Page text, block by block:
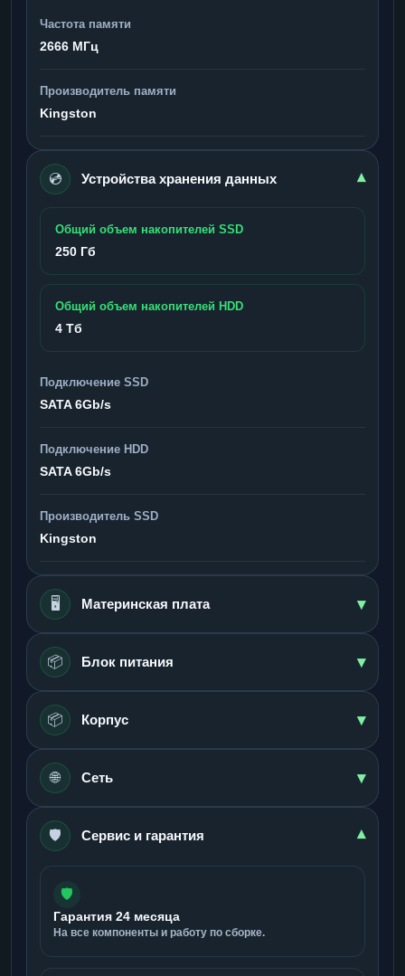
Частота памяти
2666 МГц
Производитель памяти
Kingston
💿 Устройства хранения данных ▾
Общий объем накопителей SSD
250 Гб
Общий объем накопителей HDD
4 Тб
Подключение SSD
SATA 6Gb/s
Подключение HDD
SATA 6Gb/s
Производитель SSD
Kingston
🖥️ Материнская плата ▾
📦 Блок питания ▾
📦 Корпус ▾
🌐 Сеть ▾
🛡️ Сервис и гарантия ▾
🛡️
Гарантия 24 месяца
На все компоненты и работу по сборке.